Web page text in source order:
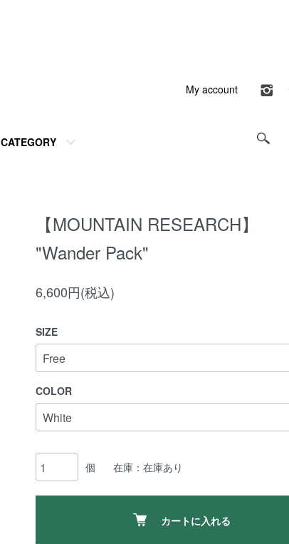
CATEGORY
My account
【MOUNTAIN RESEARCH】
"Wander Pack"
6,600円(税込)
SIZE
COLOR
個 在庫：在庫あり
カートに入れる